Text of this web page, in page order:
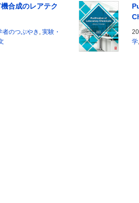
合成のレアテク
者のつぶやき , 実験・
学,